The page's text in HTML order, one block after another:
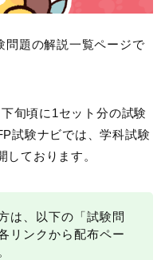
問題の解説一覧ページで
旬頃に1セット分の試験
試験ナビでは、学科試験
ております。
は、以下の「試験問
リンクから配布ペー